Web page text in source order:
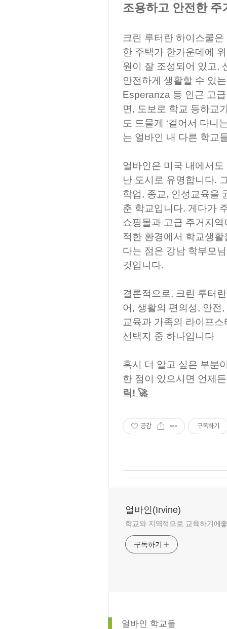
조용하고 안전한 주
크린 루터란 하이스쿨
한 주택가 한가운데에
원이 잘 조성되어 있고,
안전하게 생활할 수 있
Esperanza 등 인근 고
면, 도보로 학교 등하교
도 드물게 ‘걸어서 다니
는 얼바인 내 다른 학교
얼바인은 미국 내에서
난 도시로 유명합니다.
학업, 종교, 인성교육을
춘 학교입니다. 게다가
쇼핑몰과 고급 주거지
적한 환경에서 학교생
다는 점은 강남 학부모
것입니다.
결론적으로, 크린 루터
어, 생활의 편의성, 안전
교육과 가족의 라이프
선택지 중 하나입니다
혹시 더 알고 싶은 부분
한 점이 있으시면 언제
릭! 🚀
공감 구독하기
얼바인(Irvine)
학교와 지역적으로 교육하기에
구독하기
얼바인 학교들